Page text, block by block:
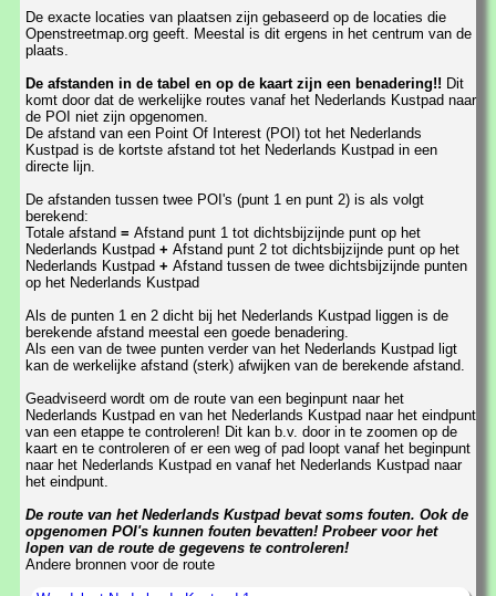
De exacte locaties van plaatsen zijn gebaseerd op de locaties die
Openstreetmap.org geeft. Meestal is dit ergens in het centrum van de
plaats.
De afstanden in de tabel en op de kaart zijn een benadering!! Dit
komt door dat de werkelijke routes vanaf het Nederlands Kustpad naar
de POI niet zijn opgenomen.
De afstand van een Point Of Interest (POI) tot het Nederlands
Kustpad is de kortste afstand tot het Nederlands Kustpad in een
directe lijn.
De afstanden tussen twee POI's (punt 1 en punt 2) is als volgt
berekend:
Totale afstand = Afstand punt 1 tot dichtsbijzijnde punt op het
Nederlands Kustpad + Afstand punt 2 tot dichtsbijzijnde punt op het
Nederlands Kustpad + Afstand tussen de twee dichtsbijzijnde punten
op het Nederlands Kustpad
Als de punten 1 en 2 dicht bij het Nederlands Kustpad liggen is de
berekende afstand meestal een goede benadering.
Als een van de twee punten verder van het Nederlands Kustpad ligt
kan de werkelijke afstand (sterk) afwijken van de berekende afstand.
Geadviseerd wordt om de route van een beginpunt naar het
Nederlands Kustpad en van het Nederlands Kustpad naar het eindpunt
van een etappe te controleren! Dit kan b.v. door in te zoomen op de
kaart en te controleren of er een weg of pad loopt vanaf het beginpunt
naar het Nederlands Kustpad en vanaf het Nederlands Kustpad naar
het eindpunt.
De route van het Nederlands Kustpad bevat soms fouten. Ook de
opgenomen POI's kunnen fouten bevatten! Probeer voor het
lopen van de route de gegevens te controleren!
Andere bronnen voor de route